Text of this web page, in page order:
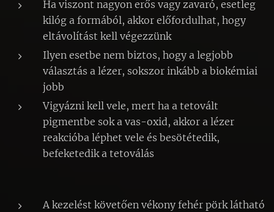
Ha viszont nagyon erős vagy zavaró, esetleg
kilóg a formából, akkor előfordulhat, hogy
eltávolítást kell végezzünk
Ilyen esetbe nem biztos, hogy a legjobb
választás a lézer, sokszor inkább a biokémiai
jobb
Vigyázni kell vele, mert ha a tetovált
pigmentbe sok a vas-oxid, akkor a lézer
reakcióba léphet vele és besötétedik,
befeketedik a tetoválás
A kezelést követően vékony fehér pörk látható